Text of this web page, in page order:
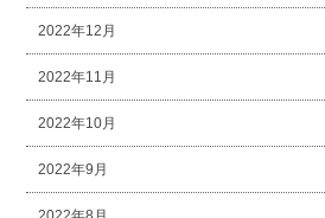
2022年12月
2022年11月
2022年10月
2022年9月